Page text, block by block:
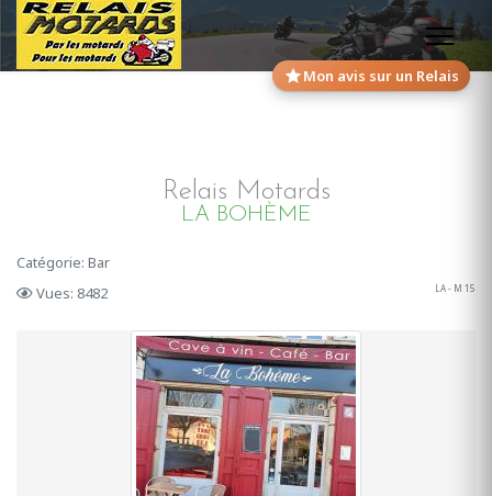
Mon avis sur un Relais
Relais Motards
LA BOHÈME
Catégorie: Bar
Vues: 8482
LA - M 15